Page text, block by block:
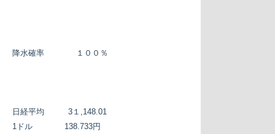
降水確率 １００％
日経平均 3１,148.01
1ドル 138.733円